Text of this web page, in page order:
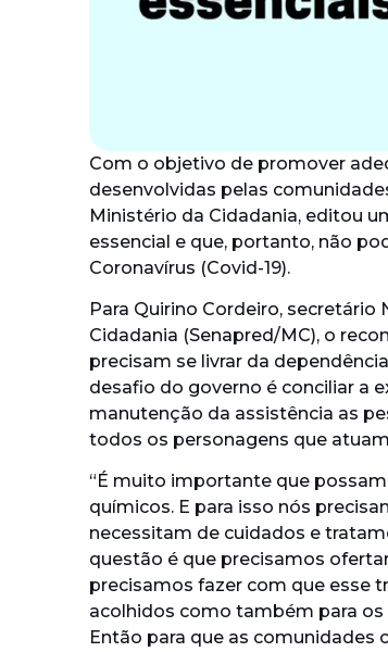
Com o objetivo de promover
desenvolvidas pelas
Ministério da Cidadania, editou
essencial e que, portanto, não
Coronavírus (Covid-19).
Para Quirino Cordeiro,
Cidadania (Senapred/MC), o
precisam se livrar da
desafio do governo é conciliar a
manutenção da assistência as
todos os personagens que
“É muito importante que
químicos. E para isso nós
necessitam de cuidados e
questão é que precisamos
precisamos fazer com que esse
acolhidos como também para
Então para que as comunidades